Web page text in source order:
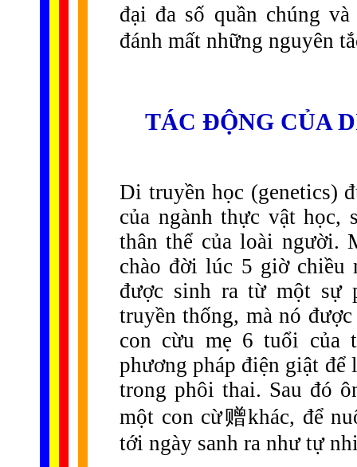
đại đa số quần chúng
đánh mất những nguyên
TÁC ĐỘNG CỦA
Di truyền học (genetics)
của ngành thực vật
thân thể của loài người.
chào đời lúc 5 giờ chiều
được sinh ra từ một sự
truyền thống, mà nó
con cừu mẹ 6 tuổi của
phương pháp điện giật để
trong phôi thai. Sau đó
một con cừ赠khác, để
tới ngày sanh ra như tự